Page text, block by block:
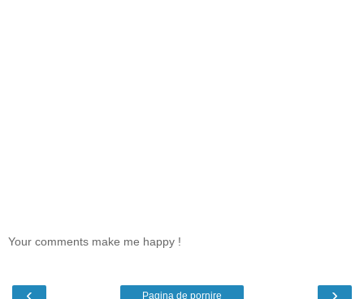
Your comments make me happy !
Pagina de pornire